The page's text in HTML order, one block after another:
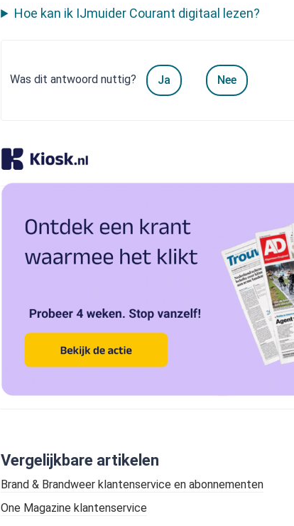
Hoe kan ik IJmuider Courant digitaal lezen?
Was dit antwoord nuttig? Ja Nee
Vergelijkbare artikelen
Brand & Brandweer klantenservice en abonnementen
One Magazine klantenservice